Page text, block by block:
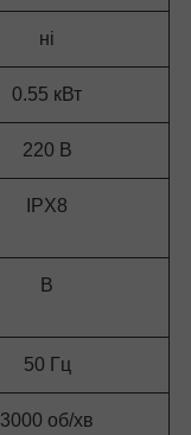
ні
0.55 кВт
220 В
IPX8
B
50 Гц
3000 об/хв